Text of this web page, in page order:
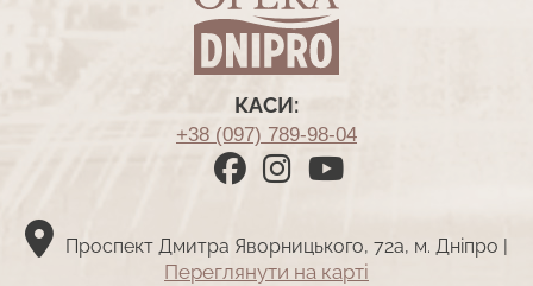
КАСИ:
+38 (097) 789-98-04
Проспект Дмитра Яворницького, 72а, м. Дніпро |
Переглянути на картi